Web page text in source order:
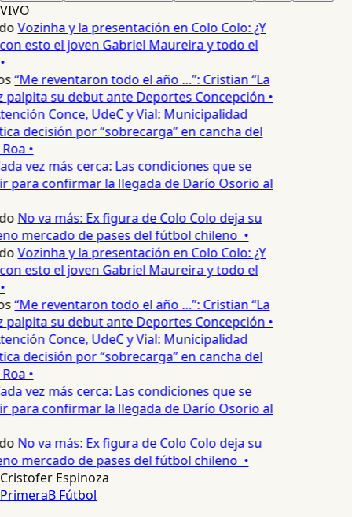
VIVO
Vozinha y la presentación en Colo Colo: ¿Y
esto el joven Gabriel Maureira y todo el
“Me reventaron todo el año …”: Cristian “La
su debut ante Deportes Concepción •
Conce, UdeC y Vial: Municipalidad
decisión por “sobrecarga” en cancha del
•
vez más cerca: Las condiciones que se
para confirmar la llegada de Darío Osorio al
No va más: Ex figura de Colo Colo deja su
mercado de pases del fútbol chileno •
Vozinha y la presentación en Colo Colo: ¿Y
esto el joven Gabriel Maureira y todo el
“Me reventaron todo el año …”: Cristian “La
su debut ante Deportes Concepción •
Conce, UdeC y Vial: Municipalidad
decisión por “sobrecarga” en cancha del
•
vez más cerca: Las condiciones que se
para confirmar la llegada de Darío Osorio al
No va más: Ex figura de Colo Colo deja su
mercado de pases del fútbol chileno •
Cristofer Espinoza
PrimeraB Fútbol